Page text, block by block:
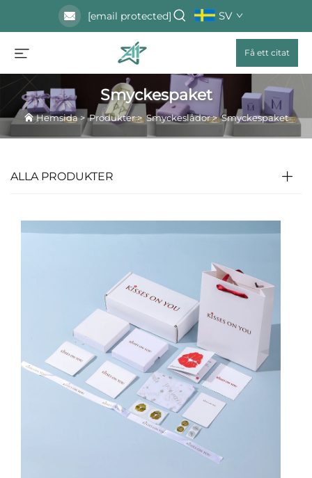
[email protected] SV
Få ett citat
Smyckespaket
Hemsida>Produkter>Smyckeslådor>Smyckespaket
ALLA PRODUKTER